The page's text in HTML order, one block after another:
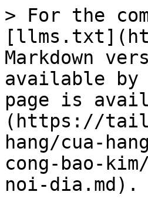
> For the
Markdown
available by
page is
(https://
hang/cua-
cong-bao-
noi-dia.md).